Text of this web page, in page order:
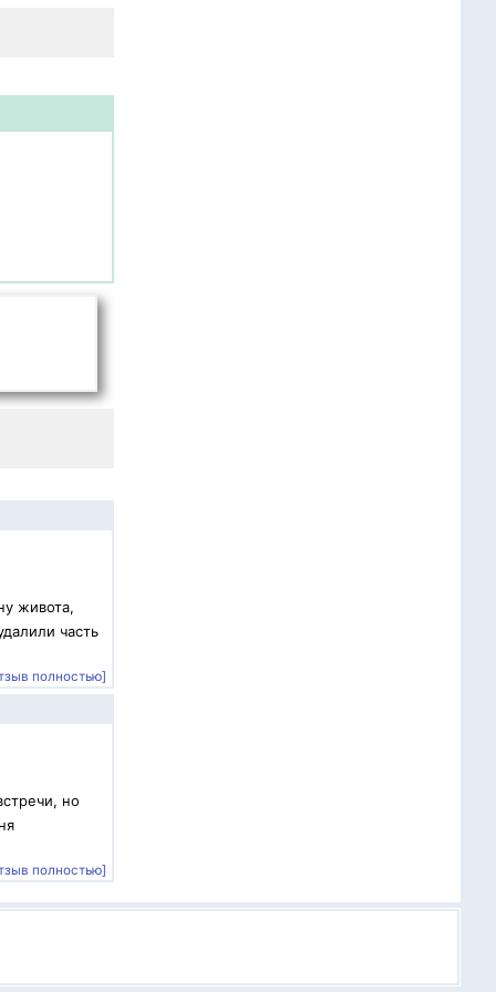
живота,
часть
полностью]
но
полностью]